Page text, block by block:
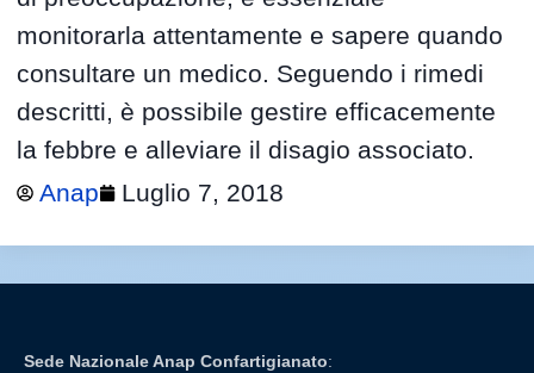
monitorarla attentamente e sapere quando
consultare un medico. Seguendo i rimedi
descritti, è possibile gestire efficacemente
la febbre e alleviare il disagio associato.
Anap
Luglio 7, 2018
Sede Nazionale Anap Confartigianato: